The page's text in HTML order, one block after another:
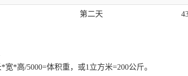
第二天
*高/5000=体积重，或1立方米=200公斤。